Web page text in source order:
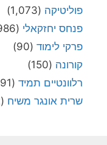
פוליטיקה (1,073)
פנחס יחזקאלי (1,986)
פרקי לימוד (90)
קורונה (150)
רלוונטיים תמיד (4,091)
שרית אונגר משיח (72)